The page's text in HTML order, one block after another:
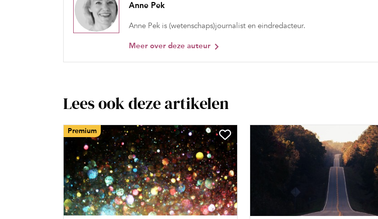
Anne Pek
Anne Pek is (wetenschaps)journalist en eindredacteur.
Meer over deze auteur
Lees ook deze artikelen
Premium